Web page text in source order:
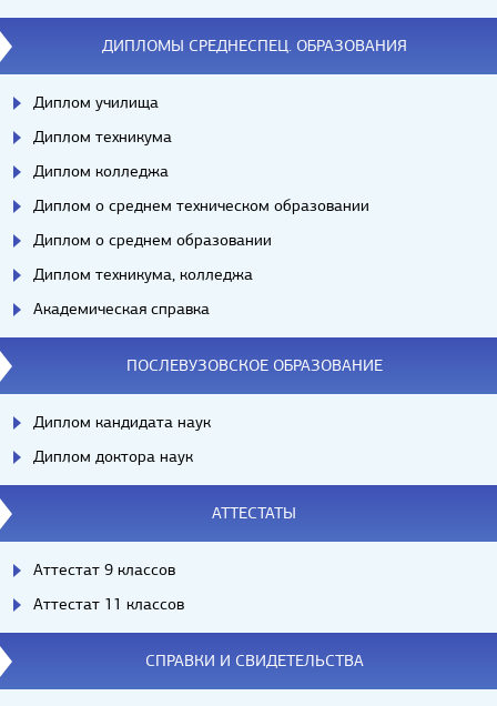
ДИПЛОМЫ СРЕДНЕСПЕЦ. ОБРАЗОВАНИЯ
Диплом училища
Диплом техникума
Диплом колледжа
Диплом о среднем техническом образовании
Диплом о среднем образовании
Диплом техникума, колледжа
Академическая справка
ПОСЛЕВУЗОВСКОЕ ОБРАЗОВАНИЕ
Диплом кандидата наук
Диплом доктора наук
АТТЕСТАТЫ
Аттестат 9 классов
Аттестат 11 классов
СПРАВКИ И СВИДЕТЕЛЬСТВА